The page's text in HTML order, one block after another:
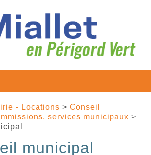
de la nature,
au cœur
- Locations >Conseil
services municipaux >
municipal